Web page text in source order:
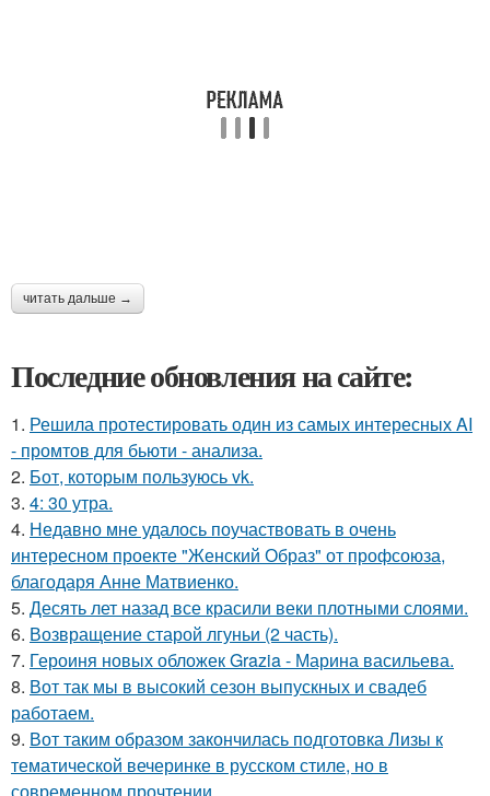
читать дальше →
Последние обновления на сайте:
1. Решила протестировать один из самых интересных AI
- промтов для бьюти - анализа.
2. Бот, которым пользуюсь vk.
3. 4: 30 утра.
4. Недавно мне удалось поучаствовать в очень
интересном проекте "Женский Образ" от профсоюза,
благодаря Анне Матвиенко.
5. Десять лет назад все красили веки плотными слоями.
6. Возвращение старой лгуньи (2 часть).
7. Героиня новых обложек Grazia - Марина васильева.
8. Вот так мы в высокий сезон выпускных и свадеб
работаем.
9. Вот таким образом закончилась подготовка Лизы к
тематической вечеринке в русском стиле, но в
современном прочтении.